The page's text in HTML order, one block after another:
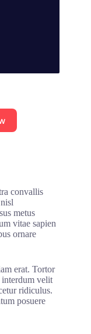
convallis
metus
vitae sapien
ornare
erat. Tortor
velit
ridiculus.
posuere